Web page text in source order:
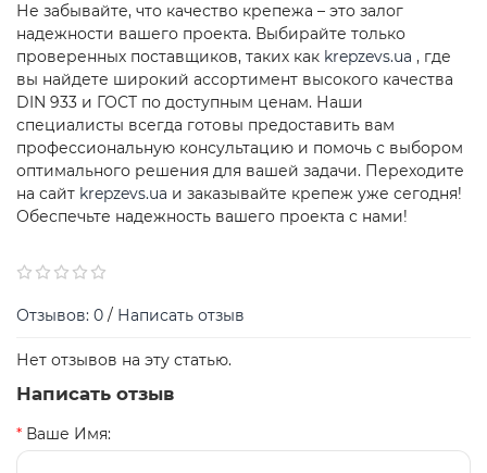
Не забывайте, что качество крепежа – это залог
надежности вашего проекта. Выбирайте только
проверенных поставщиков, таких как krepzevs.ua , где
вы найдете широкий ассортимент высокого качества
DIN 933 и ГОСТ по доступным ценам. Наши
специалисты всегда готовы предоставить вам
профессиональную консультацию и помочь с выбором
оптимального решения для вашей задачи. Переходите
на сайт krepzevs.ua и заказывайте крепеж уже сегодня!
Обеспечьте надежность вашего проекта с нами!
Отзывов: 0 / Написать отзыв
Нет отзывов на эту статью.
Написать отзыв
Ваше Имя: